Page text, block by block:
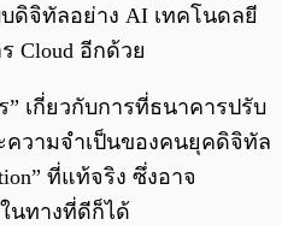
ดิจิทัลอย่าง AI เทคโนดลยี
Cloud อีกด้วย
เกี่ยวกับการที่ธนาคารปรับ
ความจำเป็นของคนยุคดิจิทัล
ที่แท้จริง ซึ่งอาจ
นทางที่ดีก็ได้